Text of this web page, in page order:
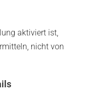
aktiviert ist,
nicht von